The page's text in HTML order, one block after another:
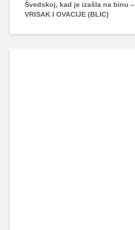
Švedskoj, kad je izašla na binu –
VRISAK I OVACIJE (BLIC)